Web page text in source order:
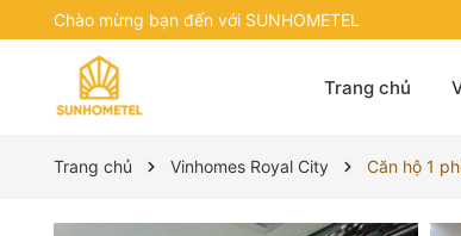
Chào mừng bạn đến với SUNHOMETEL
Trang chủ
Trang chủ Vinhomes Royal City Căn hộ 1